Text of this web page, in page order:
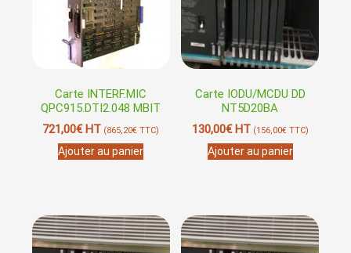
Carte INTERF.MIC
QPC915.DTI2.048 MBIT
721,00€HT (865,20€ TTC)
Ajouter au panier
Carte IODU/MCDU DD
NT5D20BA
130,00€HT (156,00€TTC)
Ajouter au panier